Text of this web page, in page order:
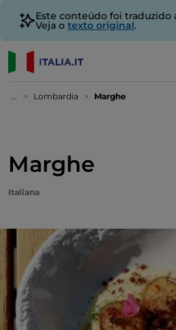
Este conteúdo foi
Veja o texto original.
... Lombardia Marghe
Marghe
Italiana